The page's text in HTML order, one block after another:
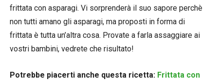
frittata con asparagi. Vi sorprenderà il suo sapore perchè
non tutti amano gli asparagi, ma proposti in forma di
frittata è tutta un’altra cosa. Provate a farla assaggiare ai
vostri bambini, vedrete che risultato!
Potrebbe piacerti anche questa ricetta: Frittata con